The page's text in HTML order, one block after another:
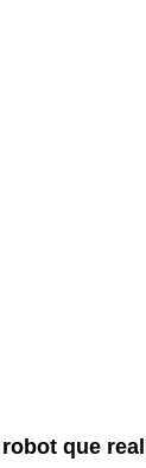
que